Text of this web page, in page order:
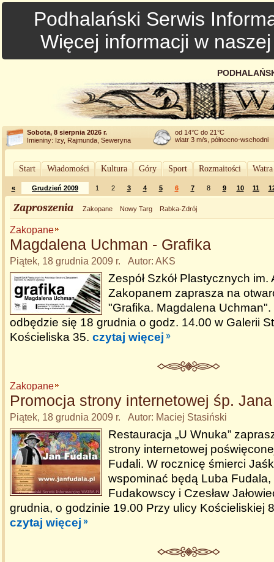
Podhalański Serwis
Więcej informacji w
Sobota, 8 sierpnia 2026 r.
Imieniny: Izy, Rajmunda, Seweryna
od 14°C do 21°C
wiatr 3 m/s, północno-wschodni
Start Wiadomości Kultura Góry Sport Rozmaitości
« Grudzień 2009 1 2 3 4 5 6 7 8 9 10 11
Zaproszenia Zakopane Nowy Targ Rabka-Zdrój
Zakopane
Magdalena Uchman - Grafika
Piątek, 18 grudnia 2009 r. Autor: AKS
Zespół Szkół Plastycznych im.
Zakopanem zaprasza na
"Grafika. Magdalena
odbędzie się 18 grudnia o godz. 14.00 w Galerii
Kościeliska 35. czytaj więcej
Zakopane
Promocja strony internetowej śp.
Piątek, 18 grudnia 2009 r. Autor: Maciej Stasiński
Restauracja „U Wnuka”
strony internetowej
Fudali. W rocznicę śmierci
wspominać będą Luba Fudala,
Fudakowscy i Czesław
grudnia, o godzinie 19.00 Przy ulicy Kościeliskiej
czytaj więcej